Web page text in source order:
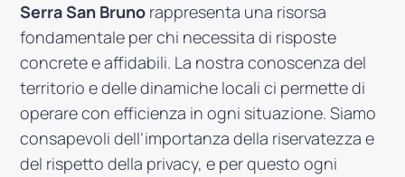
Serra San Bruno rappresenta una risorsa
fondamentale per chi necessita di risposte
concrete e affidabili. La nostra conoscenza del
territorio e delle dinamiche locali ci permette di
operare con efficienza in ogni situazione. Siamo
consapevoli dell’importanza della riservatezza e
del rispetto della privacy, e per questo ogni